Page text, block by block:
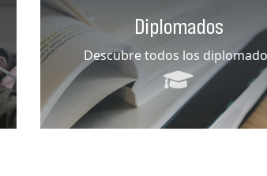
Diplomados
Descubre todos los